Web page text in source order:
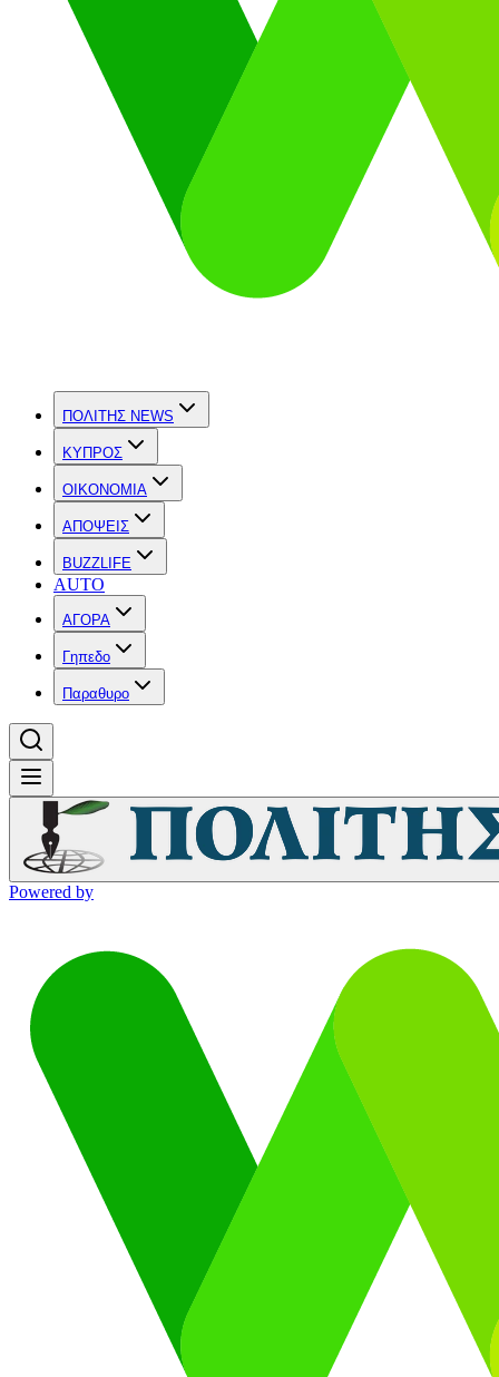
ΠΟΛΙΤΗΣ NEWS
ΚΥΠΡΟΣ
OIKONOMIA
ΑΠΟΨΕΙΣ
BUZZLIFE
AUTO
ΑΓΟΡΑ
Γηπεδο
Παραθυρο
Powered by